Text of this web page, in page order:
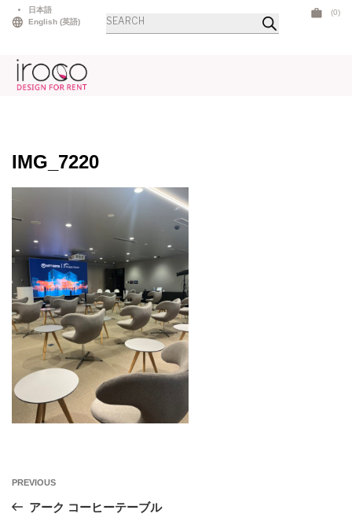
日本語
English (英語)
商
品
(0)
IMG_7220
投
稿
Previous
PREVIOUS
アーク コーヒーテーブル